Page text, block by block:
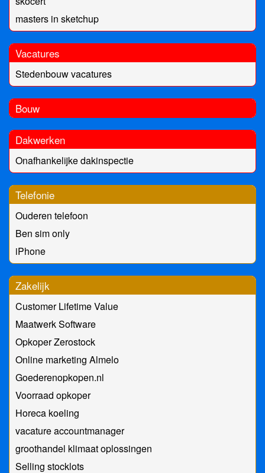
masters in sketchup
Vacatures
Stedenbouw vacatures
Bouw
Dakwerken
Onafhankelijke dakinspectie
Telefonie
Ouderen telefoon
Ben sim only
iPhone
Zakelijk
Customer Lifetime Value
Maatwerk Software
Opkoper Zerostock
Online marketing Almelo
Goederenopkopen.nl
Voorraad opkoper
Horeca koeling
vacature accountmanager
groothandel klimaat oplossingen
Selling stocklots